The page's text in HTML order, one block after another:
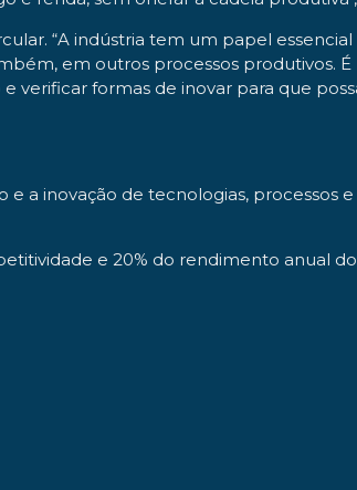
“A indústria tem um papel
em outros processos produtivos.
verificar formas de inovar para que
a inovação de tecnologias, processos
e 20% do rendimento anual